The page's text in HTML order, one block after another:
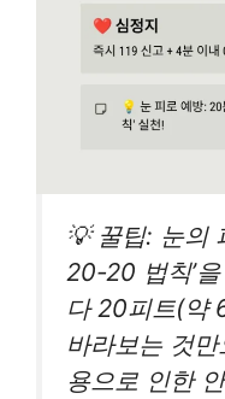
💡 꿀팁: 눈의
20-20 법칙’
다 20피트(약
바라보는 것
용으로 인한